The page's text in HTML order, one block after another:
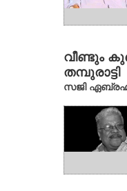
വീണ്ടും
തമ്പുരാട്ടി
സജി